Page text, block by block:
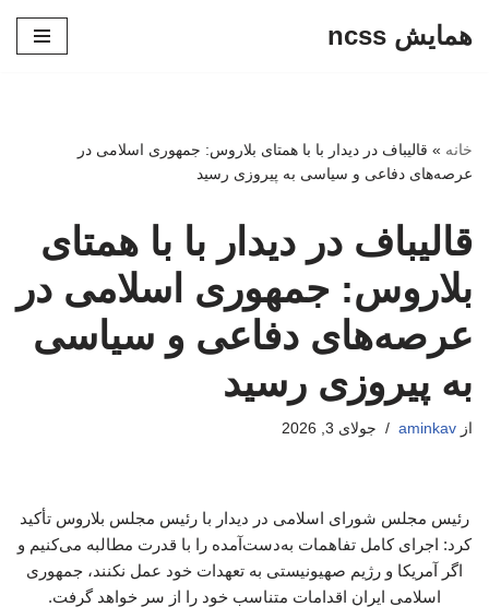
همایش ncss
خانه » قالیباف در دیدار با با همتای بلاروس: جمهوری اسلامی در
عرصه‌های دفاعی و سیاسی به پیروزی رسید
قالیباف در دیدار با با همتای
بلاروس: جمهوری اسلامی در
عرصه‌های دفاعی و سیاسی
به پیروزی رسید
از aminkav جولای 3, 2026
رئیس مجلس شورای اسلامی در دیدار با رئیس مجلس بلاروس تأکید
کرد: اجرای کامل تفاهمات به‌دست‌آمده را با قدرت مطالبه می‌کنیم و
اگر آمریکا و رژیم صهیونیستی به تعهدات خود عمل نکنند، جمهوری
اسلامی ایران اقدامات متناسب خود را از سر خواهد گرفت.